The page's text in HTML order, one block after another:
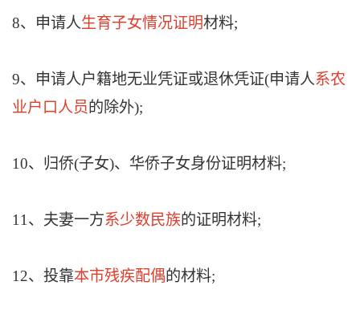
8、申请人生育子女情况证明材料;
9、申请人户籍地无业凭证或退休凭证(申请人系农
业户口人员的除外);
10、归侨(子女)、华侨子女身份证明材料;
11、夫妻一方系少数民族的证明材料;
12、投靠本市残疾配偶的材料;